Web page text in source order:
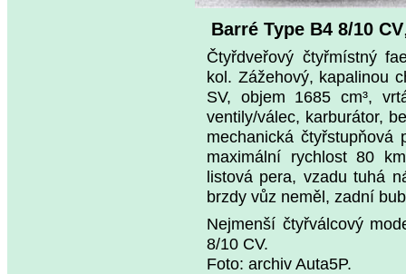
Barré Type B4 8/10 CV
Čtyřdveřový čtyřmístný
kol. Zážehový, kapalinou
SV, objem 1685 cm³,
ventily/válec, karburátor,
mechanická čtyřstupňová
maximální rychlost 80
listová pera, vzadu tuhá
brzdy vůz neměl, zadní
Nejmenší čtyřválcový
8/10 CV.
Foto: archiv Auta5P.